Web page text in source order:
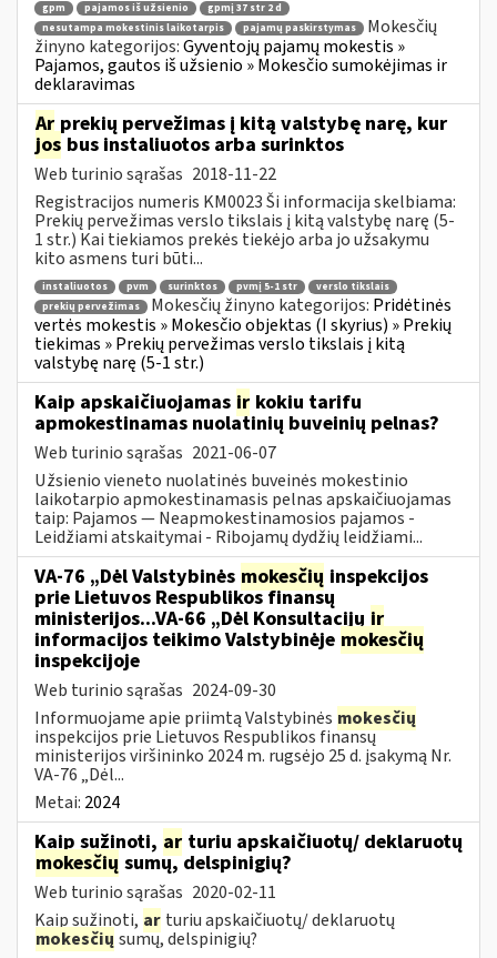
gpm pajamos iš užsienio
gpmį 37 str 2 d
nesutampa mokestinis laikotarpis
pajamų paskirstymas
Mokesčių
žinyno kategorijos:Gyventojų pajamų mokestis »
Pajamos, gautos iš užsienio » Mokesčio sumokėjimas ir
deklaravimas
Ar prekių pervežimas į kitą valstybę narę, kur
jos bus instaliuotos arba surinktos
Web turinio sąrašas 2018-11-22
Registracijos numeris KM0023 Ši informacija skelbiama:
Prekių pervežimas verslo tikslais į kitą valstybę narę (5-
1 str.) Kai tiekiamos prekės tiekėjo arba jo užsakymu
kito asmens turi būti...
instaliuotos pvm surinktos pvmį 5-1 str
verslo tikslais
prekių pervežimas
Mokesčių žinyno kategorijos: Pridėtinės
vertės mokestis » Mokesčio objektas (I skyrius) » Prekių
tiekimas » Prekių pervežimas verslo tikslais į kitą
valstybę narę (5-1 str.)
Kaip apskaičiuojamas ir kokiu tarifu
apmokestinamas nuolatinių buveinių pelnas?
Web turinio sąrašas 2021-06-07
Užsienio vieneto nuolatinės buveinės mokestinio
laikotarpio apmokestinamasis pelnas apskaičiuojamas
taip: Pajamos — Neapmokestinamosios pajamos -
Leidžiami atskaitymai - Ribojamų dydžių leidžiami...
VA-76 „Dėl Valstybinės mokesčių inspekcijos
prie Lietuvos Respublikos finansų
ministerijos...VA-66 „Dėl Konsultacijų ir
informacijos teikimo Valstybinėje mokesčių
inspekcijoje
Web turinio sąrašas 2024-09-30
Informuojame apie priimtą Valstybinės mokesčių
inspekcijos prie Lietuvos Respublikos finansų
ministerijos viršininko 2024 m. rugsėjo 25 d. įsakymą Nr.
VA-76 „Dėl...
Metai: 2024
Kaip sužinoti, ar turiu apskaičiuotų/ deklaruotų
mokesčių sumų, delspinigių?
Web turinio sąrašas 2020-02-11
Kaip sužinoti, ar turiu apskaičiuotų/ deklaruotų
mokesčių sumų, delspinigių?